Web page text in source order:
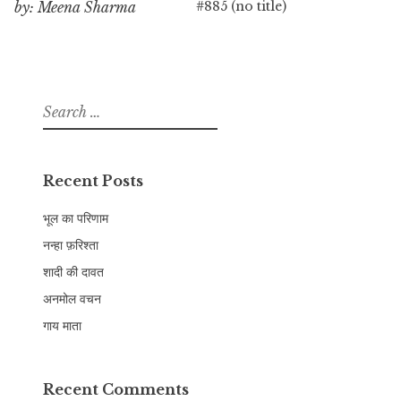
by: Meena Sharma #885 (no title)
Search
for:
Recent Posts
भूल का परिणाम
नन्हा फ़रिश्ता
शादी की दावत
अनमोल वचन
गाय माता
Recent Comments